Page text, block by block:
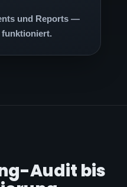
und Reports —
funktioniert.
Audit bis